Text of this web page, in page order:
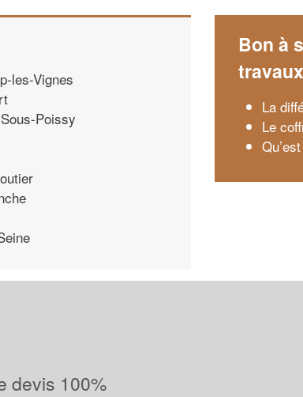
les-Vignes
Poissy
Bon à
travaux
La
Le
devis 100%